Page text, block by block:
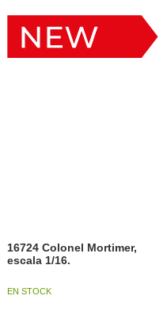
16724 Colonel Mortimer,
escala 1/16.
EN STOCK